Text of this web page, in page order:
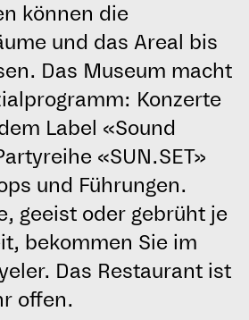
können die
und das Areal bis
Das Museum macht
Konzerte
Label «Sound
«SUN.SET»
und Führungen.
geeist oder gebrüht je
bekommen Sie im
Das Restaurant ist
offen.